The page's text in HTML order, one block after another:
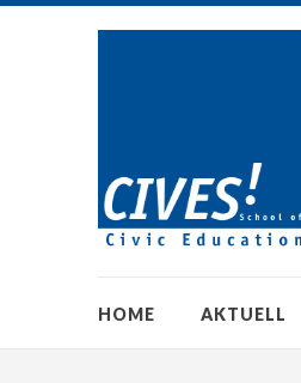
HOME AKTUELL